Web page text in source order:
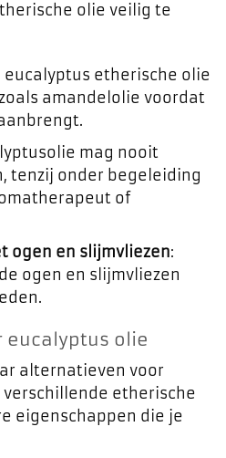
olie veilig te
eucalyptus etherische olie
amandelolie voordat
mag nooit
tenzij onder begeleiding
of
ogen en slijmvliezen:
ogen en slijmvliezen
eucalyptus olie
alternatieven voor
etherische
eigenschappen die je